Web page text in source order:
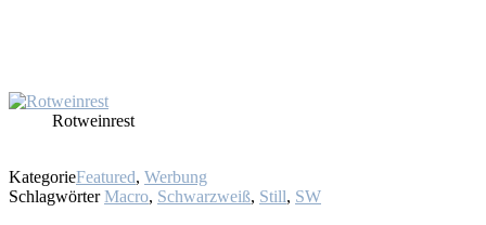
Rot­wein­rest
KategorieFeatured, Werbung
Schlagwörter Macro, Schwarzweiß, Still, SW